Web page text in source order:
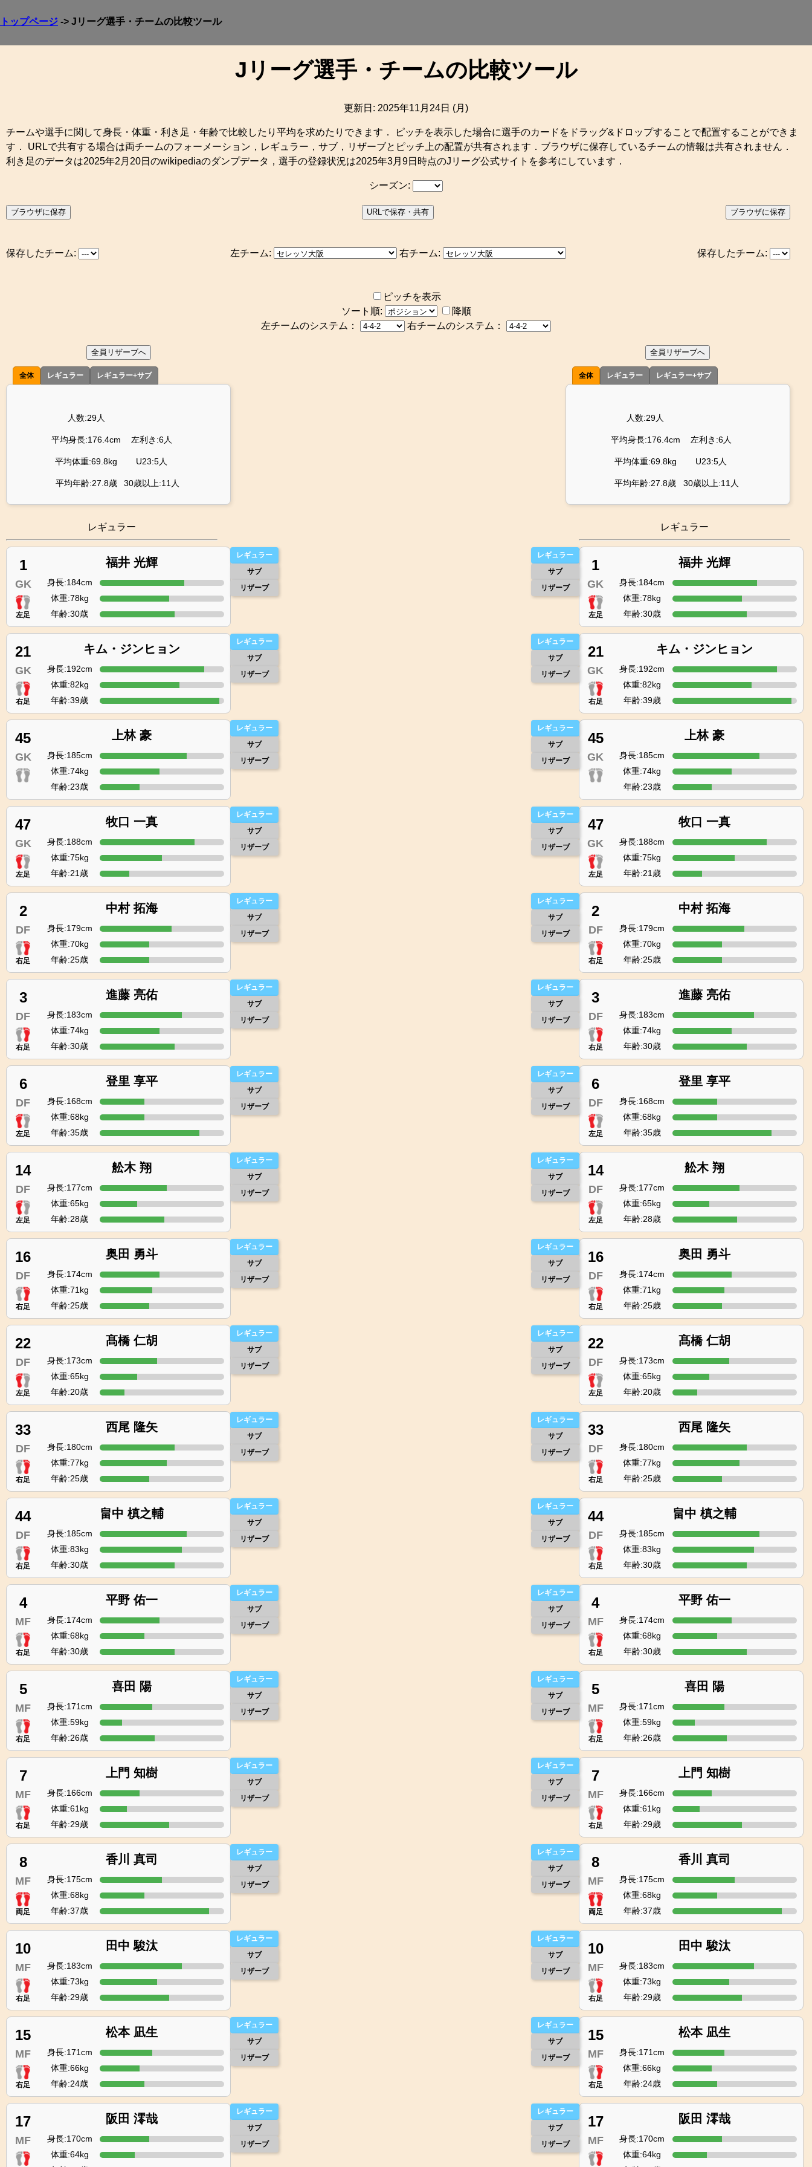
トップページ -> Jリーグ選手・チームの比較ツール
Jリーグ選手・チームの比較ツール
更新日: 2025年11月24日 (月)
チームや選手に関して身長・体重・利き足・年齢で比較したり平均を求めたりできます． ピッチを表示した場合に選手のカードをドラッグ&ドロップすることで配置することができま
す． URLで共有する場合は両チームのフォーメーション，レギュラー，サブ，リザーブとピッチ上の配置が共有されます．ブラウザに保存しているチームの情報は共有されません．
利き足のデータは2025年2月20日のwikipediaのダンプデータ，選手の登録状況は2025年3月9日時点のJリーグ公式サイトを参考にしています．
シーズン:
ブラウザに保存 URLで保存・共有 ブラウザに保存
保存したチーム: 左チーム: 右チーム: 保存したチーム:
ピッチを表示
ソート順:
降順
左チームのシステム：
右チームのシステム：
全員リザーブへ
全体 レギュラー レギュラー+サブ
人数:29人
平均身長:176.4cm
平均体重:69.8kg
平均年齢:27.8歳
左利き:6人
U23:5人
30歳以上:11人
全員リザーブへ
全体 レギュラー レギュラー+サブ
人数:29人
平均身長:176.4cm
平均体重:69.8kg
平均年齢:27.8歳
左利き:6人
U23:5人
30歳以上:11人
レギュラー
レギュラー
サブ
リザーブ
1
GK
左足
福井 光輝
身長:184cm
体重:78kg
年齢:30歳
レギュラー
サブ
リザーブ
21
GK
右足
キム・ジンヒョン
身長:192cm
体重:82kg
年齢:39歳
レギュラー
サブ
リザーブ
45
GK
上林 豪
身長:185cm
体重:74kg
年齢:23歳
レギュラー
サブ
リザーブ
47
GK
左足
牧口 一真
身長:188cm
体重:75kg
年齢:21歳
レギュラー
サブ
リザーブ
2
DF
右足
中村 拓海
身長:179cm
体重:70kg
年齢:25歳
レギュラー
サブ
リザーブ
3
DF
右足
進藤 亮佑
身長:183cm
体重:74kg
年齢:30歳
レギュラー
サブ
リザーブ
6
DF
左足
登里 享平
身長:168cm
体重:68kg
年齢:35歳
レギュラー
サブ
リザーブ
14
DF
左足
舩木 翔
身長:177cm
体重:65kg
年齢:28歳
レギュラー
サブ
リザーブ
16
DF
右足
奥田 勇斗
身長:174cm
体重:71kg
年齢:25歳
レギュラー
サブ
リザーブ
22
DF
左足
髙橋 仁胡
身長:173cm
体重:65kg
年齢:20歳
レギュラー
サブ
リザーブ
33
DF
右足
西尾 隆矢
身長:180cm
体重:77kg
年齢:25歳
レギュラー
サブ
リザーブ
44
DF
右足
畠中 槙之輔
身長:185cm
体重:83kg
年齢:30歳
レギュラー
サブ
リザーブ
4
MF
右足
平野 佑一
身長:174cm
体重:68kg
年齢:30歳
レギュラー
サブ
リザーブ
5
MF
右足
喜田 陽
身長:171cm
体重:59kg
年齢:26歳
レギュラー
サブ
リザーブ
7
MF
右足
上門 知樹
身長:166cm
体重:61kg
年齢:29歳
レギュラー
サブ
リザーブ
8
MF
両足
香川 真司
身長:175cm
体重:68kg
年齢:37歳
レギュラー
サブ
リザーブ
10
MF
右足
田中 駿汰
身長:183cm
体重:73kg
年齢:29歳
レギュラー
サブ
リザーブ
15
MF
右足
松本 凪生
身長:171cm
体重:66kg
年齢:24歳
レギュラー
サブ
リザーブ
17
MF
阪田 澪哉
身長:170cm
体重:64kg
レギュラー
レギュラー
サブ
リザーブ
1
GK
左足
福井 光輝
身長:184cm
体重:78kg
年齢:30歳
レギュラー
サブ
リザーブ
21
GK
右足
キム・ジンヒョン
身長:192cm
体重:82kg
年齢:39歳
レギュラー
サブ
リザーブ
45
GK
上林 豪
身長:185cm
体重:74kg
年齢:23歳
レギュラー
サブ
リザーブ
47
GK
左足
牧口 一真
身長:188cm
体重:75kg
年齢:21歳
レギュラー
サブ
リザーブ
2
DF
右足
中村 拓海
身長:179cm
体重:70kg
年齢:25歳
レギュラー
サブ
リザーブ
3
DF
右足
進藤 亮佑
身長:183cm
体重:74kg
年齢:30歳
レギュラー
サブ
リザーブ
6
DF
左足
登里 享平
身長:168cm
体重:68kg
年齢:35歳
レギュラー
サブ
リザーブ
14
DF
左足
舩木 翔
身長:177cm
体重:65kg
年齢:28歳
レギュラー
サブ
リザーブ
16
DF
右足
奥田 勇斗
身長:174cm
体重:71kg
年齢:25歳
レギュラー
サブ
リザーブ
22
DF
左足
髙橋 仁胡
身長:173cm
体重:65kg
年齢:20歳
レギュラー
サブ
リザーブ
33
DF
右足
西尾 隆矢
身長:180cm
体重:77kg
年齢:25歳
レギュラー
サブ
リザーブ
44
DF
右足
畠中 槙之輔
身長:185cm
体重:83kg
年齢:30歳
レギュラー
サブ
リザーブ
4
MF
右足
平野 佑一
身長:174cm
体重:68kg
年齢:30歳
レギュラー
サブ
リザーブ
5
MF
右足
喜田 陽
身長:171cm
体重:59kg
年齢:26歳
レギュラー
サブ
リザーブ
7
MF
右足
上門 知樹
身長:166cm
体重:61kg
年齢:29歳
レギュラー
サブ
リザーブ
8
MF
両足
香川 真司
身長:175cm
体重:68kg
年齢:37歳
レギュラー
サブ
リザーブ
10
MF
右足
田中 駿汰
身長:183cm
体重:73kg
年齢:29歳
レギュラー
サブ
リザーブ
15
MF
右足
松本 凪生
身長:171cm
体重:66kg
年齢:24歳
レギュラー
サブ
リザーブ
17
MF
阪田 澪哉
身長:170cm
体重:64kg